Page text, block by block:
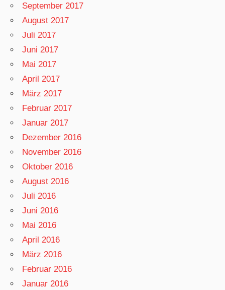
September 2017
August 2017
Juli 2017
Juni 2017
Mai 2017
April 2017
März 2017
Februar 2017
Januar 2017
Dezember 2016
November 2016
Oktober 2016
August 2016
Juli 2016
Juni 2016
Mai 2016
April 2016
März 2016
Februar 2016
Januar 2016